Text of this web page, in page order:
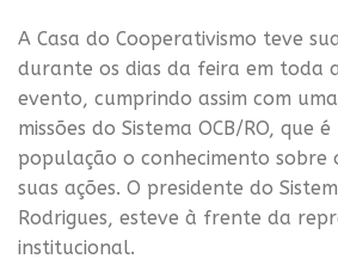
A Casa do Cooperativismo teve
durante os dias da feira em toda
evento, cumprindo assim com
missões do Sistema OCB/RO, que
população o conhecimento sobre
suas ações. O presidente do
Rodrigues, esteve à frente da
institucional.